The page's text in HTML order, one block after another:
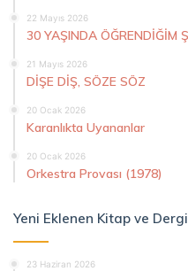
22 Mayıs 2026
30 YAŞINDA ÖĞRENDİĞİM
21 Mayıs 2026
DİŞE DİŞ, SÖZE SÖZ
20 Ocak 2026
Karanlıkta Uyananlar
20 Ocak 2026
Orkestra Provası (1978)
Yeni Eklenen Kitap ve
23 Haziran 2026